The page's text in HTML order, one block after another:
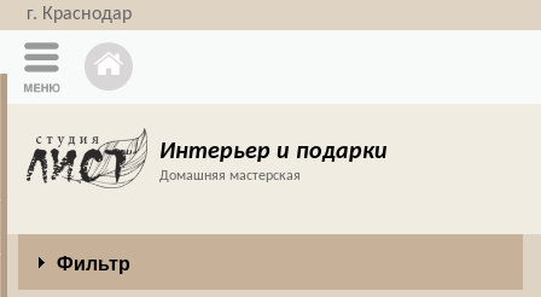
г. Краснодар
Интерьер и подарки
Домашняя мастерская
Фильтр